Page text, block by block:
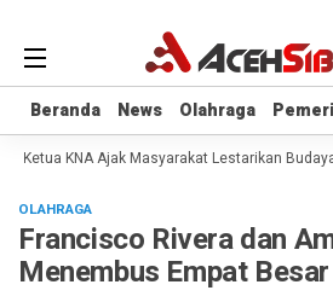
Beranda News Olahraga
Beranda News Olahraga
Ketua KNA Ajak Masyarakat Lestarikan Budaya
OLAHRAGA
Francisco Rivera dan
Menembus Empat Besar